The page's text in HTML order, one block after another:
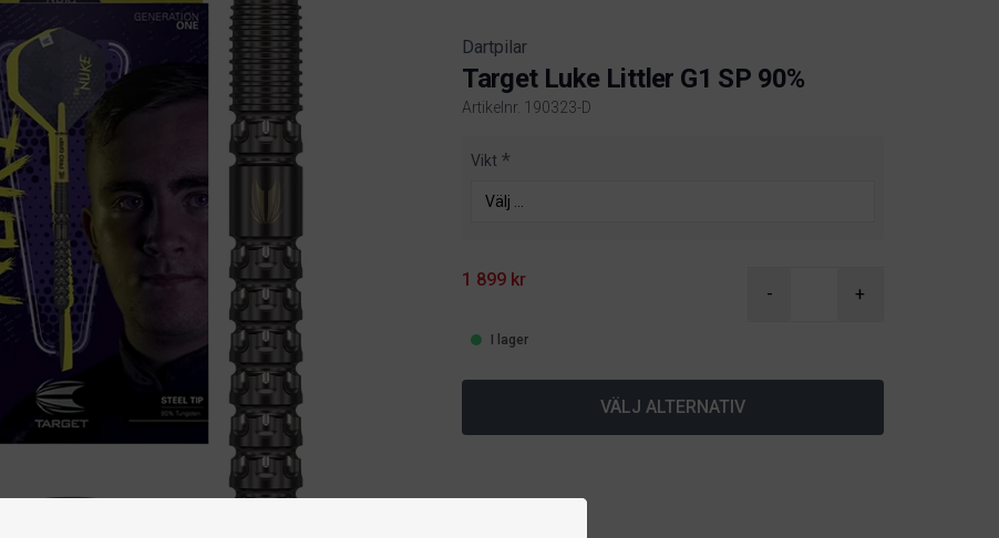
Dartpilar
Target Luke Littler G1 SP 90%
Artikelnr. 190323-D
Product information
Vikt
1 899 kr
- +
I lager
VÄLJ ALTERNATIV